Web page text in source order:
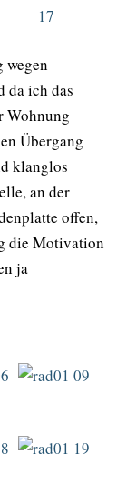
wegen
da ich das
Wohnung
Übergang
klanglos
an der
offen,
die Motivation
ja